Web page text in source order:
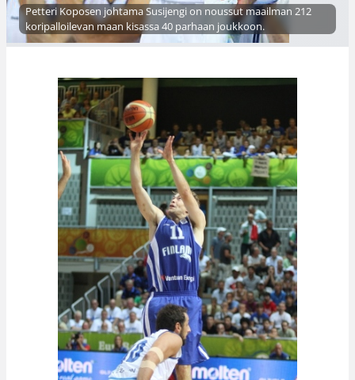
Petteri Koposen johtama Susijengi on noussut maailman 212
koripalloilevan maan kisassa 40 parhaan joukkoon.